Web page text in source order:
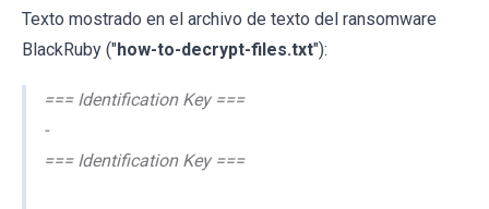
Texto mostrado en el archivo de texto del ransomware
BlackRuby ("how-to-decrypt-files.txt"):
=== Identification Key ===
-
=== Identification Key ===